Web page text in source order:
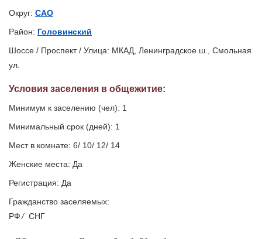
Округ: САО
Район: Головинский
Шоссе / Проспект / Улица: МКАД, Ленинградское ш., Смольная
ул.
Условия заселения в общежитие:
Минимум к заселению (чел): 1
Минимальный срок (дней): 1
Мест в комнате: 6/ 10/ 12/ 14
Женские места: Да
Регистрация: Да
Гражданство заселяемых:
РФ/ СНГ